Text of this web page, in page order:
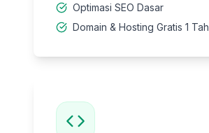
Optimasi SEO Dasar
Domain & Hosting Gratis 1